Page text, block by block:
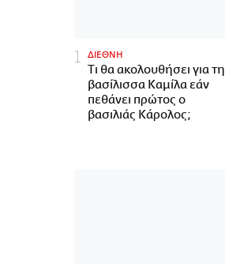
ΔΙΕΘΝΗ
Τι θα ακολουθήσει για τη
βασίλισσα Καμίλα εάν
πεθάνει πρώτος ο
βασιλιάς Κάρολος;